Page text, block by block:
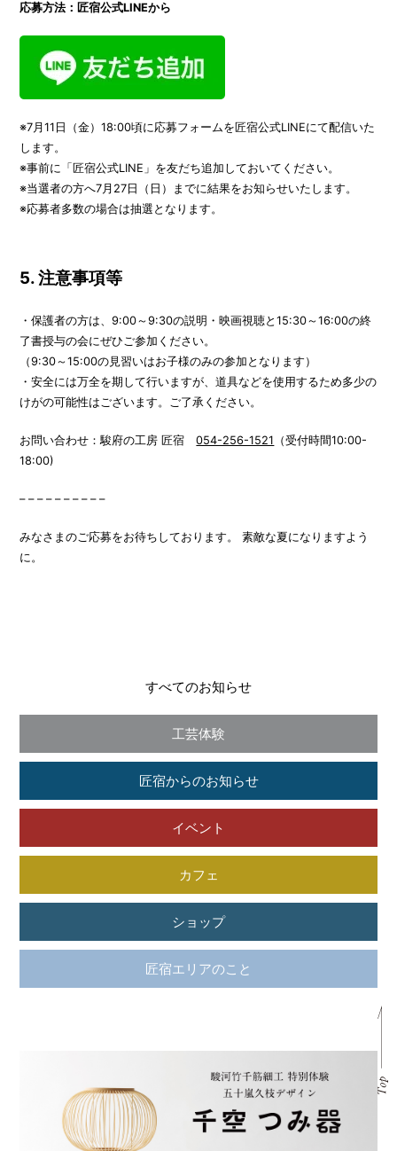
応募方法：匠宿公式LINEから
※7月11日（金）18:00頃に応募フォームを匠宿公式LINEにて配信いた
します。
※事前に「匠宿公式LINE」を友だち追加しておいてください。
※当選者の方へ7月27日（日）までに結果をお知らせいたします。
※応募者多数の場合は抽選となります。
5. 注意事項等
・保護者の方は、9:00～9:30の説明・映画視聴と15:30～16:00の終
了書授与の会にぜひご参加ください。
（9:30～15:00の見習いはお子様のみの参加となります）
・安全には万全を期して行いますが、道具などを使用するため多少の
けがの可能性はございます。ご了承ください。
お問い合わせ：駿府の工房 匠宿054-256-1521 （受付時間10:00-
18:00)
– – – – – – – – – –
みなさまのご応募をお待ちしております。 素敵な夏になりますよう
に。
すべてのお知らせ
工芸体験
匠宿からのお知らせ
イベント
カフェ
ショップ
匠宿エリアのこと